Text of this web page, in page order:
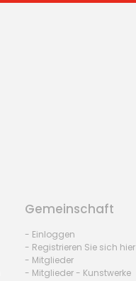
Gemeinschaft
- Einloggen
- Registrieren Sie sich hier
- Mitglieder
- Mitglieder - Kunstwerke